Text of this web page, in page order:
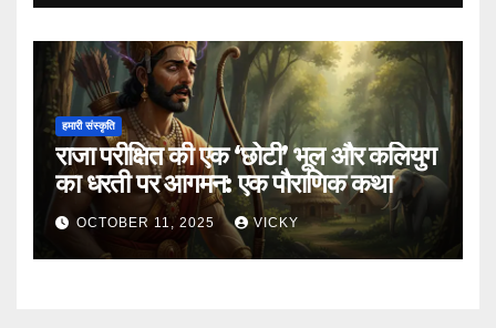
हमारी संस्कृति
राजा परीक्षित की एक ‘छोटी’ भूल और कलियुग
का धरती पर आगमन: एक पौराणिक कथा
OCTOBER 11, 2025 VICKY